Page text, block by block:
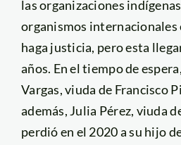
las organizaciones
organismos internacionales
haga justicia, pero esta
años. En el tiempo de
Vargas, viuda de Francisco
además, Julia Pérez, viuda
perdió en el 2020 a su hijo